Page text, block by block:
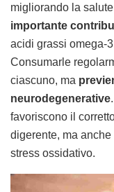
migliorando la
importante
acidi grassi omega-
Consumarle
ciascuno, ma
neurodegenerative
favoriscono il
digerente, ma
stress ossidativo.